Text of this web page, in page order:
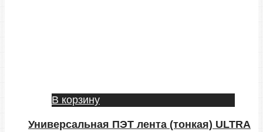
В корзину
Универсальная ПЭТ лента (тонкая) ULTRA